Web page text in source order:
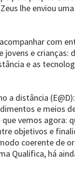
lhe enviou
com
e
e as
a distância
e
vemos agora:
objetivos e
coerente de
Qualifica, há